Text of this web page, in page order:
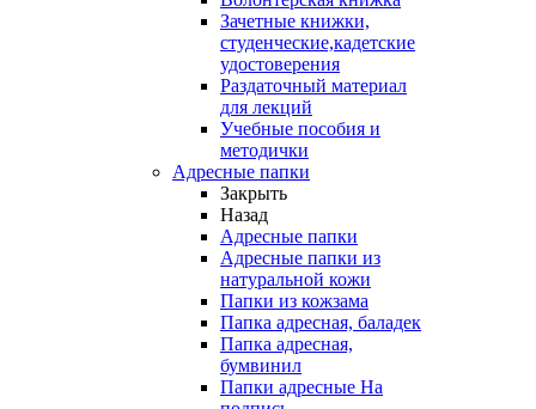
Зачетные книжки,
студенческие,кадетские
удостоверения
Раздаточный материал
для лекций
Учебные пособия и
методички
Адресные папки
Закрыть
Назад
Адресные папки
Адресные папки из
натуральной кожи
Папки из кожзама
Папка адресная, баладек
Папка адресная,
бумвинил
Папки адресные На